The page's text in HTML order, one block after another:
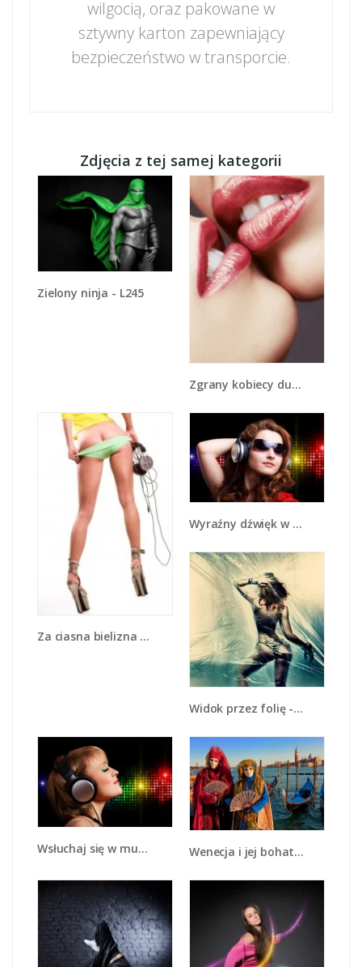
wilgocią, oraz pakowane w
sztywny karton zapewniający
bezpieczeństwo w transporcie.
Zdjęcia z tej samej kategorii
Zielony ninja - L245
Zgrany kobiecy duet - L112
Za ciasna bielizna - L094
Wyraźny dźwięk w słuchawkach - L014
Widok przez folię - L089
Wsłuchaj się w muzykę - L015 Wenecja i jej bohaterowie - L210